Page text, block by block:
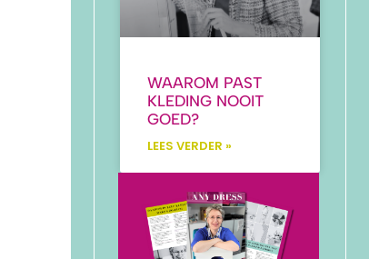
WAAROM PAST
KLEDING NOOIT
GOED?
LEES VERDER »